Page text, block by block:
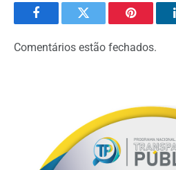
FacebookTwitter Pinterest
Comentários estão fechados.